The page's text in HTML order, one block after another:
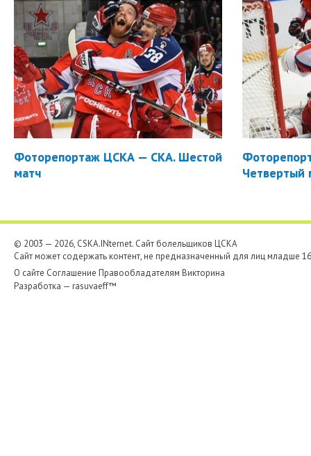
Фоторепортаж ЦСКА — СКА. Шестой
матч
Четвертый
© 2003 — 2026, CSKA.INternet. Cайт болельщиков ЦСКА
Сайт может содержать контент, не предназначенный для лиц младше
О сайте Соглашение Правообладателям Викторина
Разработка — rasuvaeff™